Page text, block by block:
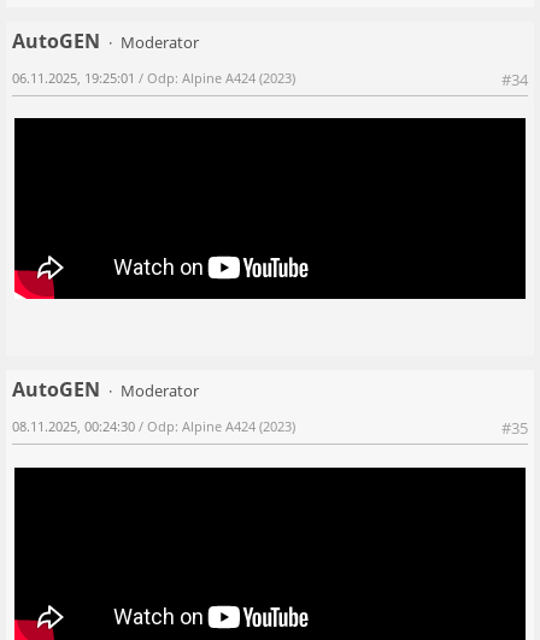
AutoGEN
Moderator
#34
06.11.2025, 19:25:01 / Odp: Alpine A424 (2023)
AutoGEN
Moderator
#35
08.11.2025, 00:24:30 / Odp: Alpine A424 (2023)